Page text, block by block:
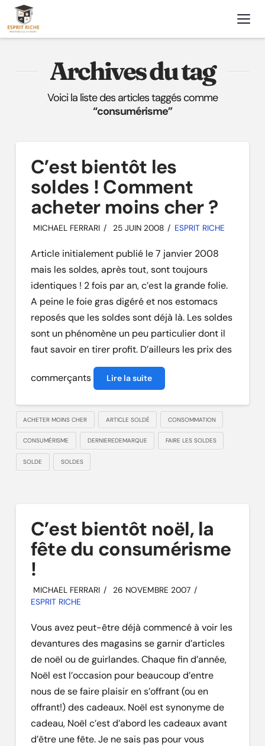
Archives du tag
Voici la liste des articles taggés comme
“consumérisme”
C’est bientôt les
soldes ! Comment
acheter moins cher ?
MICHAEL FERRARI 25 JUIN 2008 ESPRIT RICHE
Article initialement publié le 7 janvier 2008
mais les soldes, après tout, sont toujours
identiques ! 2 fois par an, c’est la grande folie.
A peine le foie gras digéré et nos estomacs
reposés que les soldes sont déjà là. Les soldes
sont un phénomène un peu particulier dont il
faut savoir en tirer profit. D’ailleurs les prix des
commerçants Lire la suite
ACHETER MOINS CHER ARTICLE SOLDÉ CONSOMMATION
CONSUMÉRISME DERNIEREDEMARQUE FAIRE LES SOLDES
SOLDE SOLDES
C’est bientôt noël, la
fête du consumérisme
!
MICHAEL FERRARI
26 NOVEMBRE 2007
ESPRIT RICHE
Vous avez peut-être déjà commencé à voir les
devantures des magasins se garnir d’articles
de noël ou de guirlandes. Chaque fin d’année,
Noël est l’occasion pour beaucoup d’entre
nous de se faire plaisir en s’offrant (ou en
offrant!) des cadeaux. Noël est synonyme de
cadeau, Noël c’est d’abord les cadeaux avant
d’être une fête. Je ne sais pas pour vous